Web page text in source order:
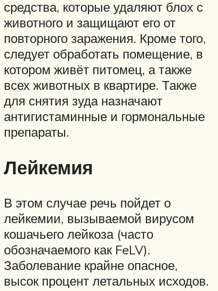
средства, которые удаляют блох с
животного и защищают его от
повторного заражения. Кроме того,
следует обработать помещение, в
котором живёт питомец, а также
всех животных в квартире. Также
для снятия зуда назначают
антигистаминные и гормональные
препараты.
Лейкемия
В этом случае речь пойдет о
лейкемии, вызываемой вирусом
кошачьего лейкоза (часто
обозначаемого как FeLV).
Заболевание крайне опасное,
высок процент летальных исходов.